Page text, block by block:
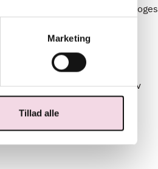
Marketing
Tillad alle
Resterne af blomkålen koges
Smør og fond koges op.
en tykkere konsistent over lav
saucen.